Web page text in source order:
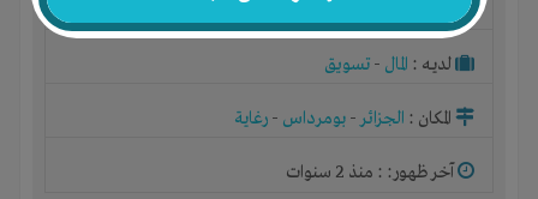
لديـه : المال - تسويق
المكان : الجزائر- بومرداس - رغاية
آخر ظهور: : منذ 2 سنوات